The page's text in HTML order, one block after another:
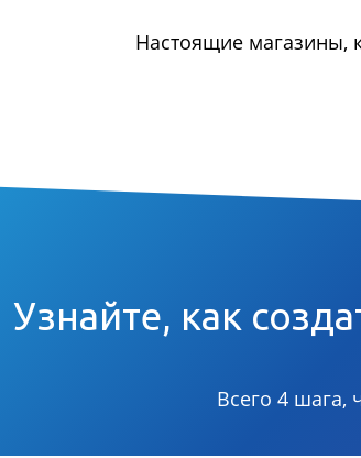
Настоящие магазины,
Узнайте, как
Всего 4 шага,